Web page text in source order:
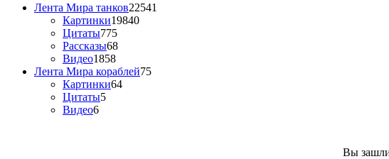
Лента Мира танков22541
Картинки19840
Цитаты775
Рассказы68
Видео1858
Лента Мира кораблей75
Картинки64
Цитаты5
Видео6
Вы зашли